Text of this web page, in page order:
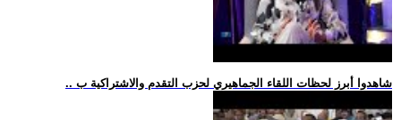
.. شاهدوا أبرز لحظات اللقاء الجماهيري لحزب التقدم والاشتراكية ب